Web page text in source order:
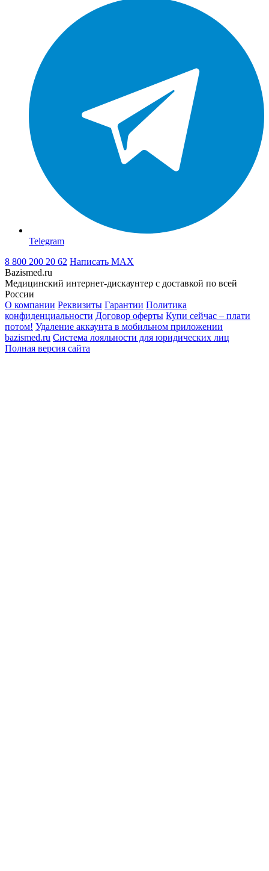
Telegram
8 800 200 20 62 Написать MAX
Bazismed.ru
Медицинский интернет-дискаунтер с доставкой по всей
России
О компании Реквизиты Гарантии Политика
конфиденциальности Договор оферты Купи сейчас – плати
потом! Удаление аккаунта в мобильном приложении
bazismed.ru Система лояльности для юридических лиц
Полная версия сайта